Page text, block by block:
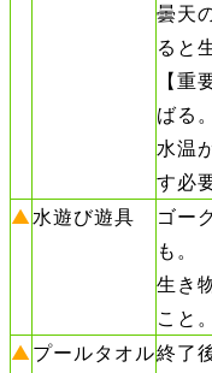
曇天
ると
【
ばる。
水温
す必
▲水遊び遊具
ゴー
も。
生き
こと。
▲ プールタオル終了